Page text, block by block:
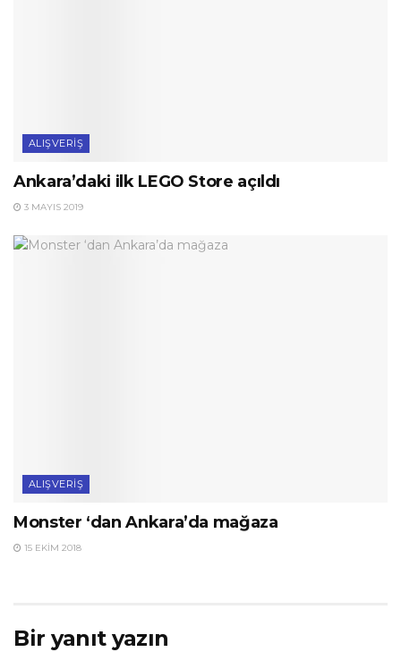
ALIŞVERIŞ
Ankara’daki ilk LEGO Store açıldı
3 MAYIS 2019
ALIŞVERIŞ
Monster ‘dan Ankara’da mağaza
15 EKIM 2018
Bir yanıt yazın